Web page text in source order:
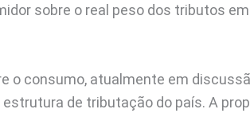
sobre o real peso dos tributos
o consumo, atualmente em
de tributação do país. A